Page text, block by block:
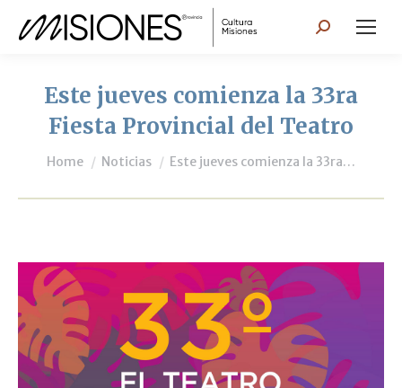
Search:
Este jueves comienza la 33ra
Fiesta Provincial del Teatro
You are here:
Home Noticias Este jueves comienza la 33ra…